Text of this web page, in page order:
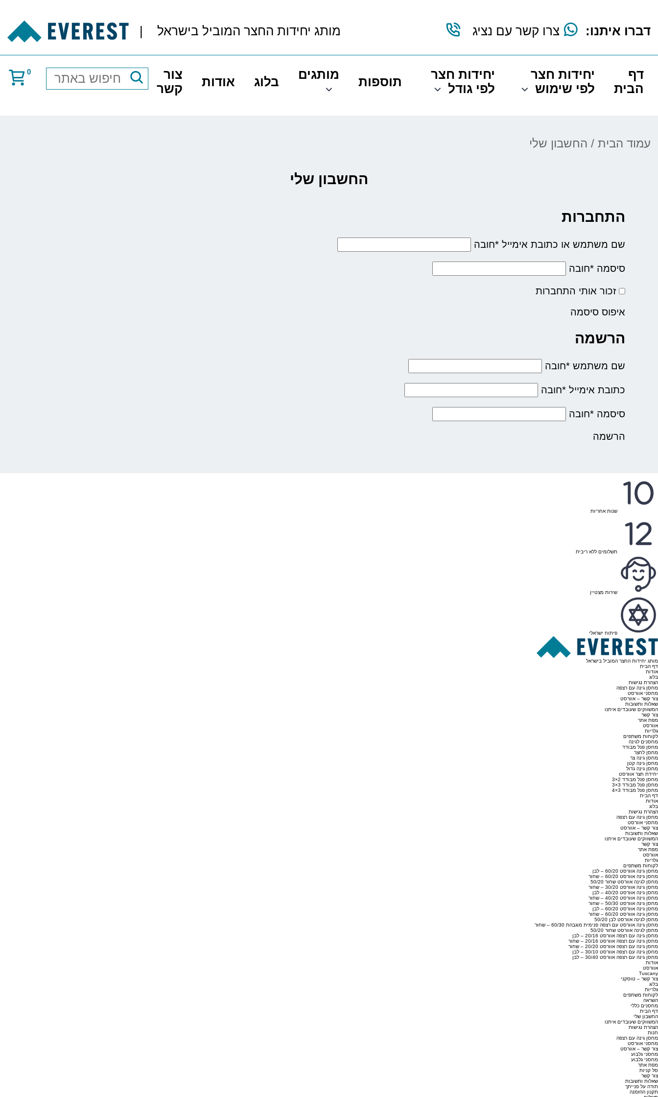
דברו איתנו: צרו קשר עם נציג מותג יחידות החצר המוביל בישראל |
דף
הבית
יחידות חצר
לפי שימוש
יחידות חצר
לפי גודל
תוספות מותגים בלוג אודות
צור
קשר
חיפוש
0
עמוד הבית / החשבון שלי
החשבון שלי
התחברות
שם משתמש או כתובת אימייל *חובה
סיסמה *חובה
זכור אותי התחברות
איפוס סיסמה
הרשמה
שם משתמש *חובה
כתובת אימייל *חובה
סיסמה *חובה
הרשמה
שנות אחריות
תשלומים ללא ריבית
שירות מצטיין
פיתוח ישראלי
מותג יחידות החצר המוביל בישראל
דף הבית
אודות
בלוג
הצהרת נגישות
מחסן גינה עם רצפה
מחסני אוורסט
צור קשר – אוורסט
שאלות ותשובות
המשווקים שעובדים איתנו
צור קשר
מפת אתר
אוורסט
גלריות
לקוחות משתפים
מחסנים לגינה
מחסן פנל מבודד
מחסן לחצר
מחסן גינה צר
מחסן גינה קטן
מחסן גינה גדול
יחידת חצר אוורסט
מחסן פנל מבודד 2×3
מחסן פנל מבודד 3×3
מחסן פנל מבודד 3×4
דף הבית
אודות
בלוג
הצהרת נגישות
מחסן גינה עם רצפה
מחסני אוורסט
צור קשר – אוורסט
שאלות ותשובות
המשווקים שעובדים איתנו
צור קשר
מפת אתר
אוורסט
גלריות
לקוחות משתפים
מחסן גינה אוורסט 60/20 – לבן
מחסן גינה אוורסט 60/20 – שחור
מחסן לגינה אוורסט שחור 50/20
מחסן גינה אוורסט 30/20 – שחור
מחסן גינה אוורסט 40/20 – לבן
מחסן גינה אוורסט 40/20 – שחור
מחסן גינה אוורסט 50/30 – שחור
מחסן גינה אוורסט 60/20 – לבן
מחסן גינה אוורסט 60/20 – שחור
מחסן לגינה אוורסט לבן 50/20
מחסן גינה אוורסט עם רצפה פנימית מוגבהת 60/30 – שחור
מחסן לגינה אוורסט שחור 50/20
מחסן גינה עם רצפה אוורסט 20/16 – לבן
מחסן גינה עם רצפה אוורסט 20/16 – שחור
מחסן גינה עם רצפה אוורסט 20/20 – שחור
מחסן גינה עם רצפה אוורסט 30/10 – לבן
מחסן גינה עם רצפה אוורסט 30/40 – לבן
אודות
אוורסט
Tuscany
צור קשר – טוסקני
בלוג
גלריות
לקוחות משתפים
השראה
מחסנים כללי
דף הבית
החשבון שלי
המשווקים שעובדים איתנו
הצהרת נגישות
חנות
מחסן גינה עם רצפה
מחסני אוורסט
צור קשר – אוורסט
מחסני גלבוע
מחסני גלבוע
מפת אתר
סל קניות
צור קשר
שאלות ותשובות
תודה על פנייתך
תקנון ההזמנה